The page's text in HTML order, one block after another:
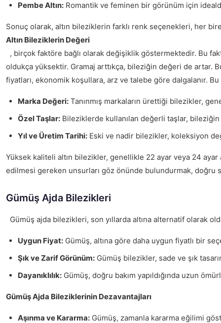
Pembe Altın: Romantik ve feminen bir görünüm için
Sonuç olarak, altın bileziklerin farklı renk seçenekleri, her
Altın Bileziklerin Değeri
, birçok faktöre bağlı olarak değişiklik göstermektedir. Bu
oldukça yüksektir. Gramaj arttıkça, bileziğin değeri de artar.
fiyatları, ekonomik koşullara, arz ve talebe göre dalgalanır.
Marka Değeri: Tanınmış markaların ürettiği bilezikler,
Özel Taşlar: Bileziklerde kullanılan değerli taşlar, bileziğin
Yıl ve Üretim Tarihi: Eski ve nadir bilezikler, koleksiyon
Yüksek kaliteli altın bilezikler, genellikle 22 ayar veya 24
edilmesi gereken unsurları göz önünde bulundurmak, doğru
Gümüş Ajda Bilezikleri
Gümüş ajda bilezikleri, son yıllarda altına alternatif olarak
Uygun Fiyat: Gümüş, altına göre daha uygun fiyatlı bir
Şık ve Zarif Görünüm: Gümüş bilezikler, sade ve şık
Dayanıklılık: Gümüş, doğru bakım yapıldığında uzun
Gümüş Ajda Bileziklerinin Dezavantajları
Aşınma ve Kararma: Gümüş, zamanla kararma eğilimi